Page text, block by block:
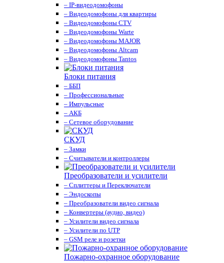
– IP-видеодомофоны
– Видеодомофоны для квартиры
– Видеодомофоны CTV
– Видеодомофоны Warte
– Видеодомофоны MAJOR
– Видеодомофоны Altcam
– Видеодомофоны Tantos
Блоки питания
– ББП
– Профессиональные
– Импульсные
– АКБ
– Сетевое оборудование
СКУД
– Замки
– Считыватели и контроллеры
Преобразователи и усилители
– Сплиттеры и Переключатели
– Эндоскопы
– Преобразователи видео сигнала
– Конвертеры (аудио, видео)
– Усилители видео сигнала
– Усилители по UTP
– GSM реле и розетки
Пожарно-охранное оборудование